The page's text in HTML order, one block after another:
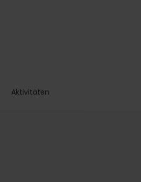
Aktivitäten